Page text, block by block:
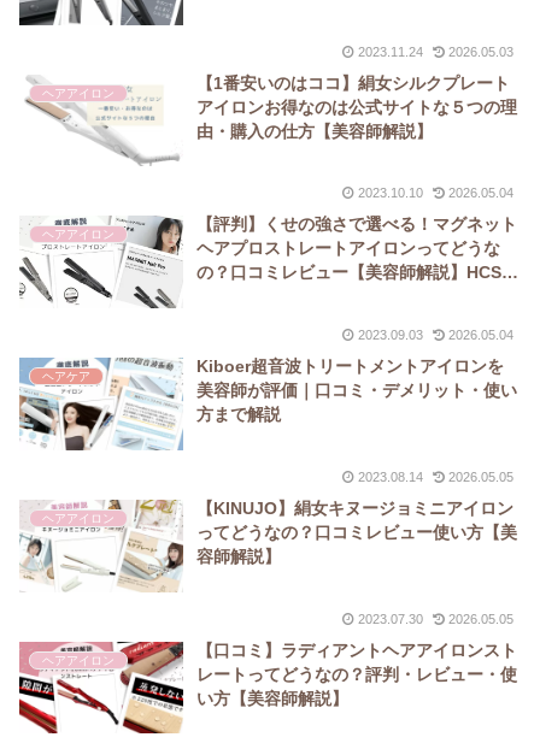
2023.11.24 2026.05.03
ヘアアイロン
【1番安いのはココ】絹女シルクプレート
アイロンお得なのは公式サイトな５つの理
由・購入の仕方【美容師解説】
2023.10.10 2026.05.04
ヘアアイロン
【評判】くせの強さで選べる！マグネット
ヘアプロストレートアイロンってどうな
の？口コミレビュー【美容師解説】HCS-
2023.09.03 2026.05.04
ヘアケア
Kiboer超音波トリートメントアイロンを
美容師が評価｜口コミ・デメリット・使い
方まで解説
2023.08.14 2026.05.05
ヘアアイロン
【KINUJO】絹女キヌージョミニアイロン
ってどうなの？口コミレビュー使い方【美
容師解説】
2023.07.30 2026.05.05
ヘアアイロン
【口コミ】ラディアントヘアアイロンスト
レートってどうなの？評判・レビュー・使
い方【美容師解説】